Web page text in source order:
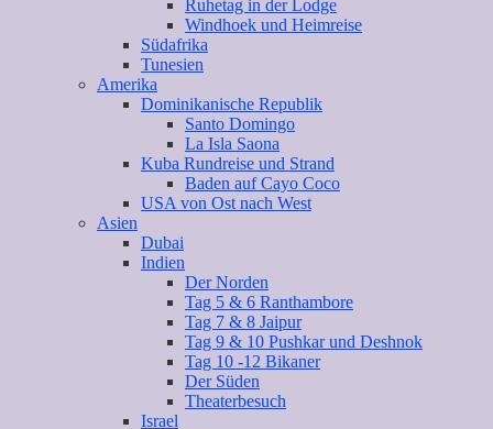
Ruhetag in der Lodge
Windhoek und Heimreise
Südafrika
Tunesien
Amerika
Dominikanische Republik
Santo Domingo
La Isla Saona
Kuba Rundreise und Strand
Baden auf Cayo Coco
USA von Ost nach West
Asien
Dubai
Indien
Der Norden
Tag 5 & 6 Ranthambore
Tag 7 & 8 Jaipur
Tag 9 & 10 Pushkar und Deshnok
Tag 10 -12 Bikaner
Der Süden
Theaterbesuch
Israel